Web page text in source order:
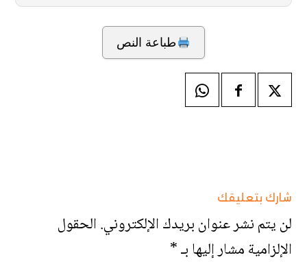
طباعة النص
شارك بتعليقك
لن يتم نشر عنوان بريدك الإلكتروني.الحقول
الإلزامية مشار إليها بـ*